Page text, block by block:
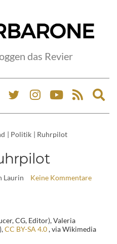
das Revier
| Politik | Ruhrpilot
Laurin Keine Kommentare
CG, Editor), Valeria
CC BY-SA 4.0, via Wikimedia